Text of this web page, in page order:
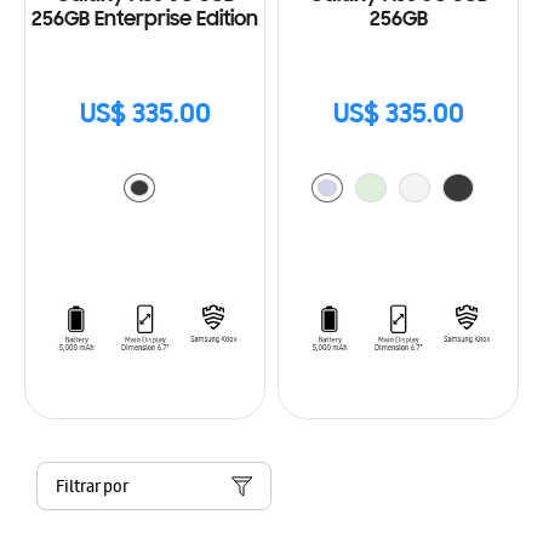
256GB Enterprise Edition
US$ 335.00
256GB
US$ 335.00
Filtrar por